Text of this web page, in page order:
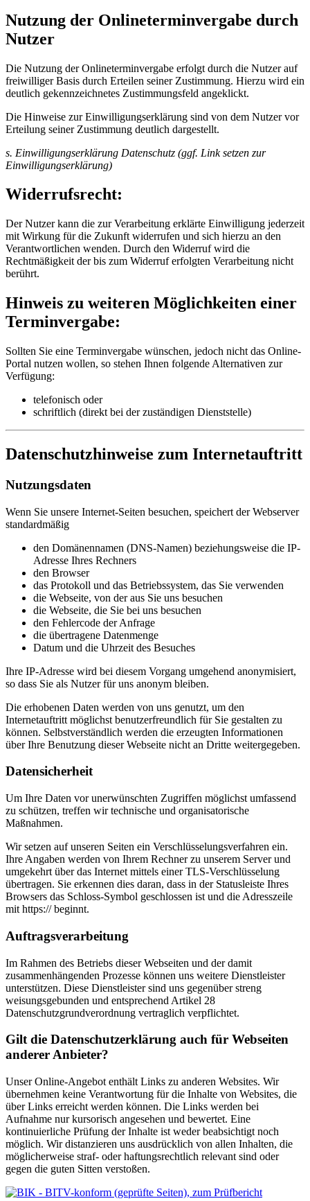
Nutzung der Onlineterminvergabe durch
Nutzer
Die Nutzung der Onlineterminvergabe erfolgt durch die Nutzer auf
freiwilliger Basis durch Erteilen seiner Zustimmung. Hierzu wird ein
deutlich gekennzeichnetes Zustimmungsfeld angeklickt.
Die Hinweise zur Einwilligungserklärung sind von dem Nutzer vor
Erteilung seiner Zustimmung deutlich dargestellt.
s. Einwilligungserklärung Datenschutz (ggf. Link setzen zur
Einwilligungserklärung)
Widerrufsrecht:
Der Nutzer kann die zur Verarbeitung erklärte Einwilligung jederzeit
mit Wirkung für die Zukunft widerrufen und sich hierzu an den
Verantwortlichen wenden. Durch den Widerruf wird die
Rechtmäßigkeit der bis zum Widerruf erfolgten Verarbeitung nicht
berührt.
Hinweis zu weiteren Möglichkeiten einer
Terminvergabe:
Sollten Sie eine Terminvergabe wünschen, jedoch nicht das Online-
Portal nutzen wollen, so stehen Ihnen folgende Alternativen zur
Verfügung:
telefonisch oder
schriftlich (direkt bei der zuständigen Dienststelle)
Datenschutzhinweise zum Internetauftritt
Nutzungsdaten
Wenn Sie unsere Internet-Seiten besuchen, speichert der Webserver
standardmäßig
den Domänennamen (DNS-Namen) beziehungsweise die IP-
Adresse Ihres Rechners
den Browser
das Protokoll und das Betriebssystem, das Sie verwenden
die Webseite, von der aus Sie uns besuchen
die Webseite, die Sie bei uns besuchen
den Fehlercode der Anfrage
die übertragene Datenmenge
Datum und die Uhrzeit des Besuches
Ihre IP-Adresse wird bei diesem Vorgang umgehend anonymisiert,
so dass Sie als Nutzer für uns anonym bleiben.
Die erhobenen Daten werden von uns genutzt, um den
Internetauftritt möglichst benutzerfreundlich für Sie gestalten zu
können. Selbstverständlich werden die erzeugten Informationen
über Ihre Benutzung dieser Webseite nicht an Dritte weitergegeben.
Datensicherheit
Um Ihre Daten vor unerwünschten Zugriffen möglichst umfassend
zu schützen, treffen wir technische und organisatorische
Maßnahmen.
Wir setzen auf unseren Seiten ein Verschlüsselungsverfahren ein.
Ihre Angaben werden von Ihrem Rechner zu unserem Server und
umgekehrt über das Internet mittels einer TLS-Verschlüsselung
übertragen. Sie erkennen dies daran, dass in der Statusleiste Ihres
Browsers das Schloss-Symbol geschlossen ist und die Adresszeile
mit https:// beginnt.
Auftragsverarbeitung
Im Rahmen des Betriebs dieser Webseiten und der damit
zusammenhängenden Prozesse können uns weitere Dienstleister
unterstützen. Diese Dienstleister sind uns gegenüber streng
weisungsgebunden und entsprechend Artikel 28
Datenschutzgrundverordnung vertraglich verpflichtet.
Gilt die Datenschutzerklärung auch für Webseiten
anderer Anbieter?
Unser Online-Angebot enthält Links zu anderen Websites. Wir
übernehmen keine Verantwortung für die Inhalte von Websites, die
über Links erreicht werden können. Die Links werden bei
Aufnahme nur kursorisch angesehen und bewertet. Eine
kontinuierliche Prüfung der Inhalte ist weder beabsichtigt noch
möglich. Wir distanzieren uns ausdrücklich von allen Inhalten, die
möglicherweise straf- oder haftungsrechtlich relevant sind oder
gegen die guten Sitten verstoßen.